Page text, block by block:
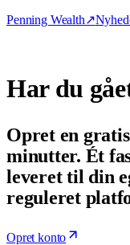
Penning Wealth↗
Har du
Opret en
minutter. Ét
leveret til din
reguleret
Opret konto